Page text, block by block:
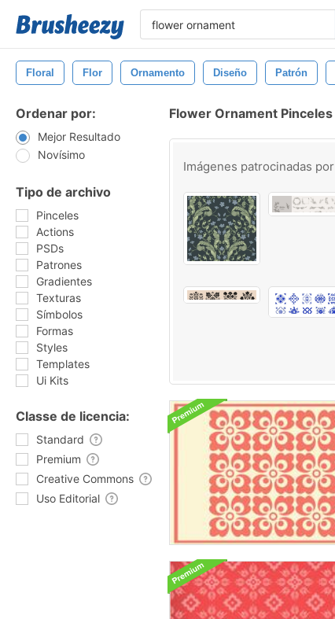
Floral Flor Ornamento Diseño Patrón
Ordenar por:
Mejor Resultado
Novísimo
Tipo de archivo
Pinceles
Actions
PSDs
Patrones
Gradientes
Texturas
Símbolos
Formas
Styles
Templates
Ui Kits
Classe de licencia:
Standard
Premium
Creative Commons
Uso Editorial
Flower Ornament Pinceles
Imágenes patrocinadas por